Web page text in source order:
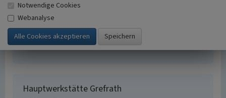
Schüler, Volker (2006)
Förderstollen der Gruben Carl und Grefrath am 5.
Mai 1917. (Jahrbuch des Frechener
Geschichtsvereins e.V..) S. 33-45. Frechen.
Hauptwerkstätte Grefrath
Notwendige Cookies
Webanalyse